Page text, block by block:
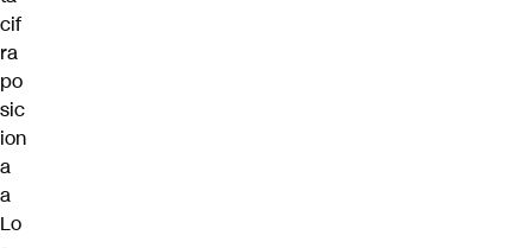
cif
ra
po
sic
ion
a
a
Lo